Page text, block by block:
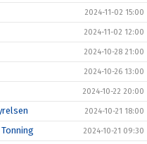
2024-11-02 15:00
2024-11-02 12:00
2024-10-28 21:00
2024-10-26 13:00
2024-10-22 20:00
2024-10-21 18:00
2024-10-21 09:30